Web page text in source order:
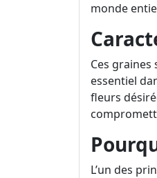
monde
Ces
essentiel
fleurs
L’un des